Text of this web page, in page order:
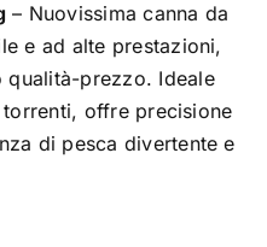
SALTWATER
– Nuovissima canna da
e ad alte prestazioni,
qualità-prezzo. Ideale
offre precisione
di pesca divertente e